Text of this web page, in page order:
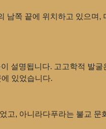
남쪽 끝에 위치하고 있으며,
설명됩니다. 고고학적 발굴
있었습니다.
고, 아니라다푸라는 불교 문